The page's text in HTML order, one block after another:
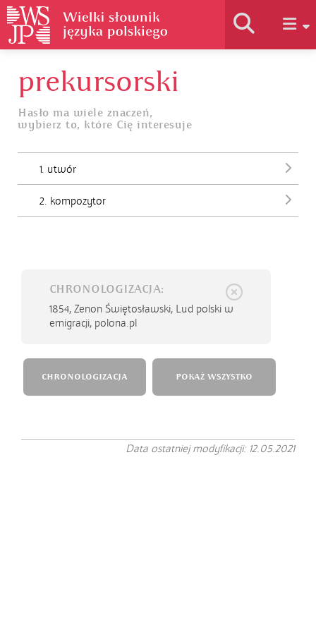
Historia słownika
Jak korzystać
prekursorski
Hasło ma wiele znaczeń,
wybierz to, które Cię interesuje
1. utwór
2. kompozytor
CHRONOLOGIZACJA:
1854, Zenon Świętosławski, Lud polski w
emigracji, polona.pl
CHRONOLOGIZACJA POKAŻ WSZYSTKO
Data ostatniej modyfikacji: 12.05.2021